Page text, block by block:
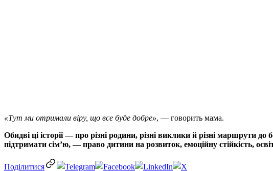
«Тут ми отримали віру, що все буде добре», — говорить мама.
Обидві ці історії — про різні родини, різні виклики й різні маршрути
підтримати сім’ю, — право дитини на розвиток, емоційну стійкість,